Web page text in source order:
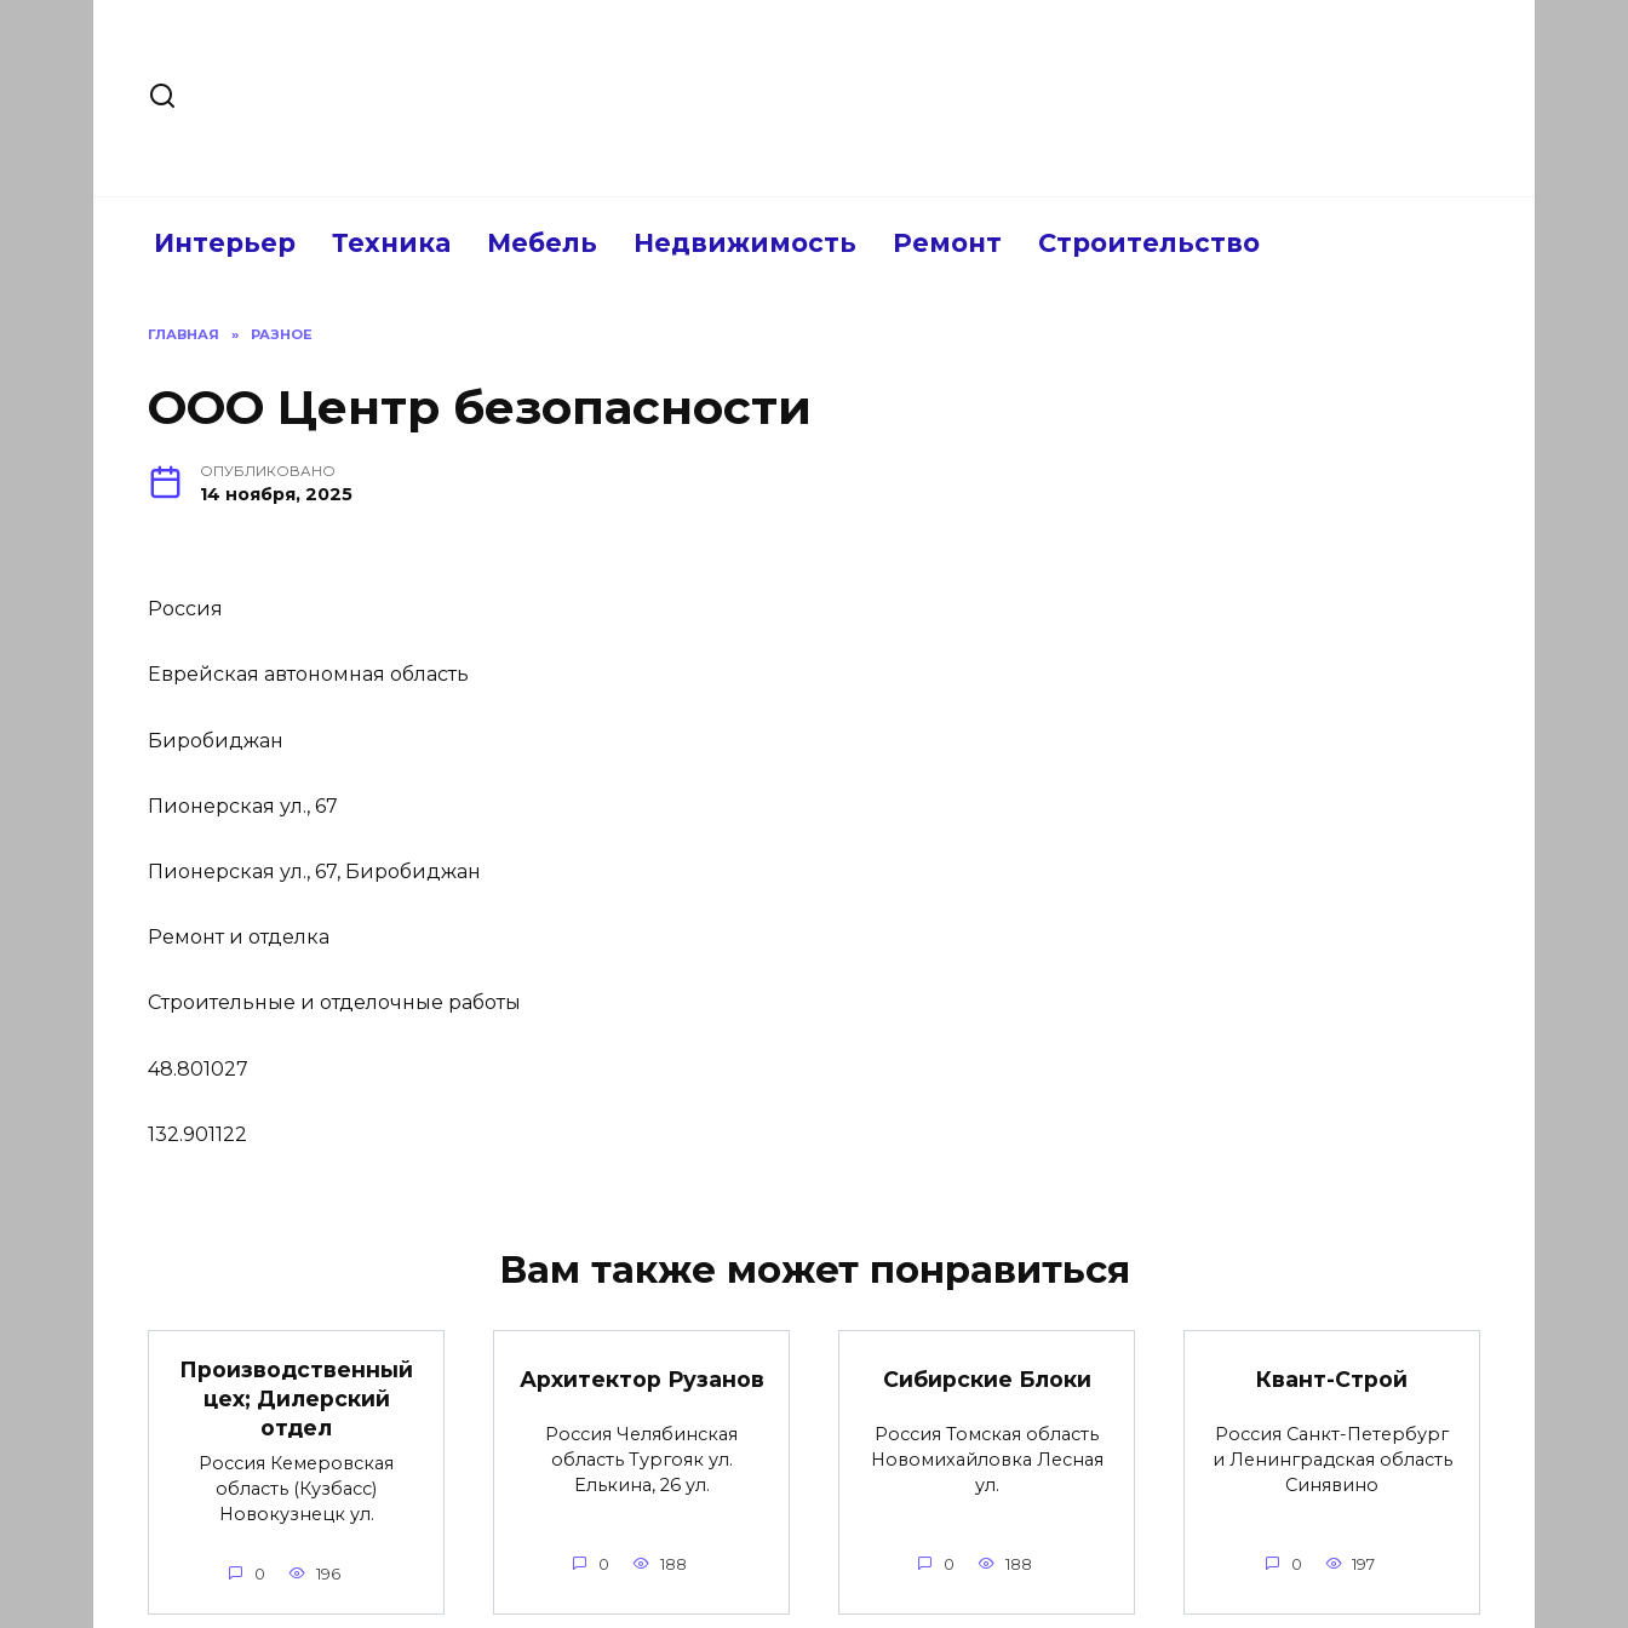
Интерьер Техника Мебель Недвижимость Ремонт Строительство
ГЛАВНАЯ » РАЗНОЕ
ООО Центр безопасности
ОПУБЛИКОВАНО
14 ноября, 2025
Россия
Еврейская автономная область
Биробиджан
Пионерская ул., 67
Пионерская ул., 67, Биробиджан
Ремонт и отделка
Строительные и отделочные работы
48.801027
132.901122
Вам также может понравиться
Производственный
цех; Дилерский
отдел
Россия Кемеровская
область (Кузбасс)
Новокузнецк ул.
0 196
Архитектор Рузанов
Россия Челябинская
область Тургояк ул.
Елькина, 26 ул.
0 188
Сибирские Блоки
Россия Томская область
Новомихайловка Лесная
ул.
0 188
Квант-Строй
Россия Санкт-Петербург
и Ленинградская область
Синявино
0 197